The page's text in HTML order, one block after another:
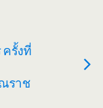
รั้งที่
ราช